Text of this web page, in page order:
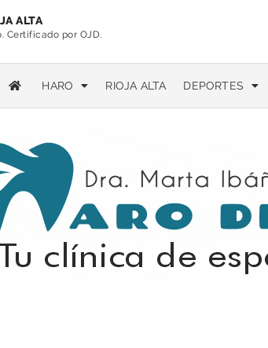
ALTA
Certificado por OJD.
HARO RIOJA ALTA DEPORTES